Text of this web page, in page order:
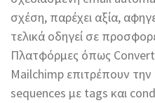
σχέση, παρέχει αξία,
τελικά οδηγεί σε
Πλατφόρμες όπως
Mailchimp επιτρέπουν
sequences με tags και